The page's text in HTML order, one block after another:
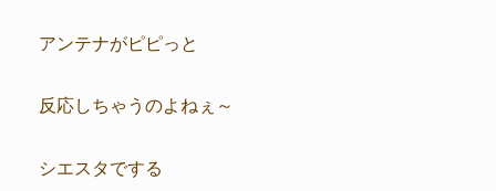
アンテナがピピっと
反応しちゃうのよねぇ～
シエスタでする